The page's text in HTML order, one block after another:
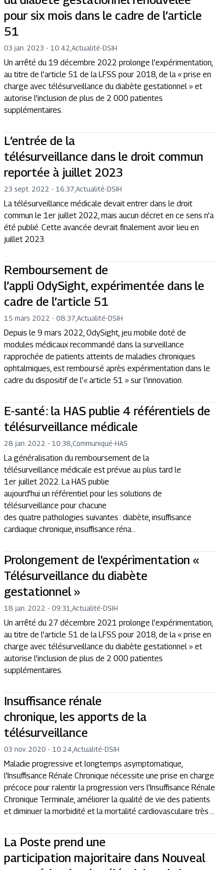
pour six mois dans le cadre de l’article
51
03 jan. 2023 - 10:42 Actualité-DSIH
Un arrêté du 19 décembre 2022 prolonge l’expérimentation,
au titre de l’article 51 de la LFSS pour 2018, de la « prise en
charge avec télésurveillance du diabète gestationnel » et
autorise l’inclusion de plus de 2 000 patientes
supplémentaires.
L’entrée de la
télésurveillance dans le droit commun
reportée à juillet 2023
23 sept. 2022 - 16:37 Actualité-DSIH
La télésurveillance médicale devait entrer dans le droit
commun le 1er juillet 2022, mais aucun décret en ce sens n’a
été publié. Cette avancée devrait finalement avoir lieu en
juillet 2023.
Remboursement de
l’appli OdySight, expérimentée dans le
cadre de l’article 51
15 mars 2022 - 08:37 Actualité-DSIH
Depuis le 9 mars 2022, OdySight, jeu mobile doté de
modules médicaux recommandé dans la surveillance
rapprochée de patients atteints de maladies chroniques
ophtalmiques, est remboursé après expérimentation dans le
cadre du dispositif de l’« article 51 » sur l’innovation.
E-santé : la HAS publie 4 référentiels de
télésurveillance médicale
28 jan. 2022 - 10:38 Communiqué-HAS
La généralisation du remboursement de la
télésurveillance médicale est prévue au plus tard le
1er juillet 2022. La HAS publie
aujourd'hui un référentiel pour les solutions de
télésurveillance pour chacune
des quatre pathologies suivantes : diabète, insuffisance
cardiaque chronique, insuffisance réna...
Prolongement de l’expérimentation «
Télésurveillance du diabète
gestationnel »
18 jan. 2022 - 09:31 Actualité-DSIH
Un arrêté du 27 décembre 2021 prolonge l’expérimentation,
au titre de l’article 51 de la LFSS pour 2018, de la « prise en
charge avec télésurveillance du diabète gestationnel » et
autorise l’inclusion de plus de 2 000 patientes
supplémentaires.
Insuffisance rénale
chronique, les apports de la
télésurveillance
03 nov. 2020 - 10:24 Actualité-DSIH
Maladie progressive et longtemps asymptomatique,
l’Insuffisance Rénale Chronique nécessite une prise en charge
précoce pour ralentir la progression vers l’Insuffisance Rénale
Chronique Terminale, améliorer la qualité de vie des patients
et diminuer la morbidité et la mortalité cardiovasculaire très ...
La Poste prend une
participation majoritaire dans Nouveal